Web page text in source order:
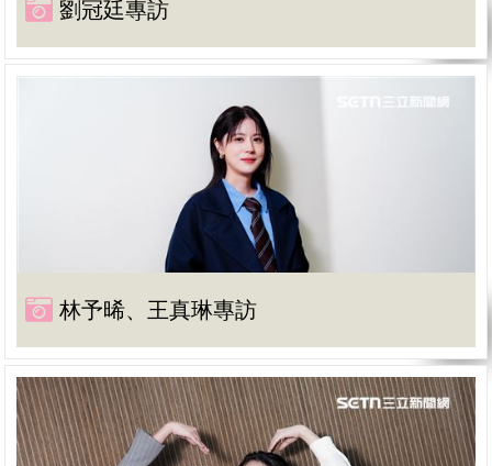
劉冠廷專訪
林予晞、王真琳專訪